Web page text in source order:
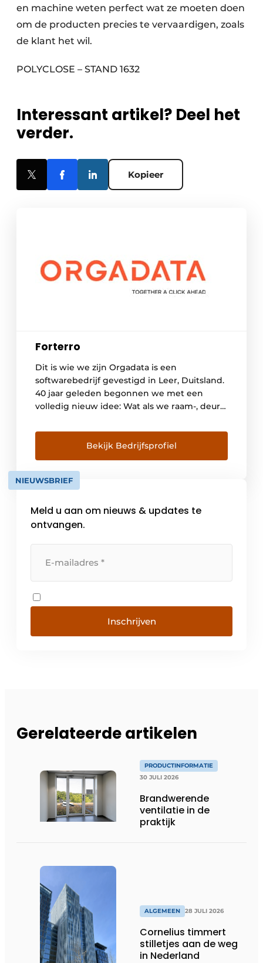
en machine weten perfect wat ze moeten doen
om de producten precies te vervaardigen, zoals
de klant het wil.
POLYCLOSE – STAND 1632
Interessant artikel? Deel het
verder.
Kopieer
Forterro
Dit is wie we zijn Orgadata is een
softwarebedrijf gevestigd in Leer, Duitsland.
40 jaar geleden begonnen we met een
volledig nieuw idee: Wat als we raam-, deur-
principe van dichtbij We streven naar een
langdurige partnership met onze klanten.
Dit is niets bijzonders, maar wel zeer
duurzaam. Daarbij leven we […]
Bekijk Bedrijfsprofiel
NIEUWSBRIEF
Meld u aan om nieuws & updates te
ontvangen.
Inschrijven
Gerelateerde artikelen
PRODUCTINFORMATIE
30 JULI 2026
Brandwerende
ventilatie in de
praktijk
ALGEMEEN 28 JULI 2026
Cornelius timmert
stilletjes aan de weg
in Nederland